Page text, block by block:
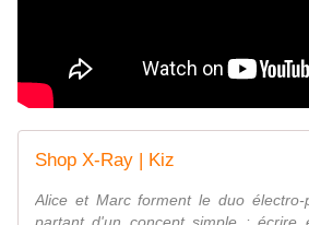
Shop X-Ray | Kiz
Alice et Marc forment le duo
partant d'un concept simple : écrire